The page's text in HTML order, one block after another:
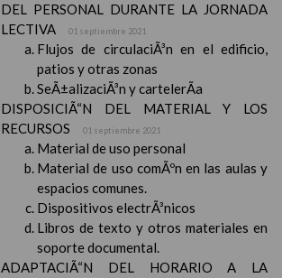
DEL PERSONAL DURANTE LA JORNADA
LECTIVA
01 septiembre 2021
Flujos de circulaciÃ³n en el edificio,
patios y otras zonas
SeÃ±alizaciÃ³n y cartelerÃ­a
DISPOSICIÃ“N DEL MATERIAL Y LOS
RECURSOS
01 septiembre 2021
Material de uso personal
Material de uso comÃºn en las aulas y
espacios comunes.
Dispositivos electrÃ³nicos
Libros de texto y otros materiales en
soporte documental.
ADAPTACIÃ“N DEL HORARIO A LA